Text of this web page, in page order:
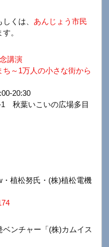
しくは、 あんじょう市民
。
講演
～1万人の小さな街から
20:30
秋葉いこいの広場多目
植松努氏・(株)植松電機
ンチャー「(株)カムイス